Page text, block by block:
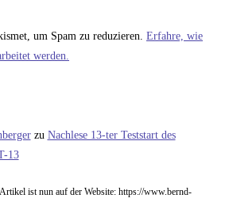
um Spam zu reduzieren. Erfahre, wie
werden.
zu Nachlese 13-ter Teststart des
13
ist nun auf der Website: https://www.bernd-